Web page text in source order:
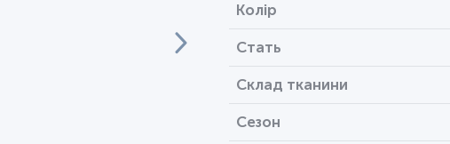
Колір
Стать
Склад тканини
Сезон